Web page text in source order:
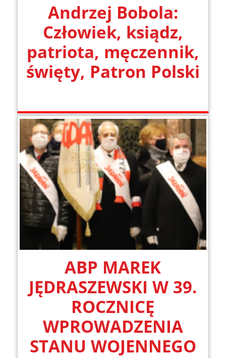
Andrzej Bobola:
Człowiek, ksiądz,
patriota, męczennik,
święty, Patron Polski
ABP MAREK
JĘDRASZEWSKI W 39.
ROCZNICĘ
WPROWADZENIA
STANU WOJENNEGO